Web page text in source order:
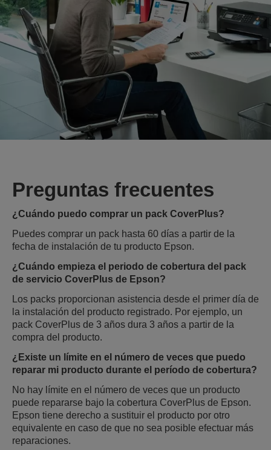
Preguntas frecuentes
¿Cuándo puedo comprar un pack CoverPlus?
Puedes comprar un pack hasta 60 días a partir de la
fecha de instalación de tu producto Epson.
¿Cuándo empieza el periodo de cobertura del pack
de servicio CoverPlus de Epson?
Los packs proporcionan asistencia desde el primer día de
la instalación del producto registrado. Por ejemplo, un
pack CoverPlus de 3 años dura 3 años a partir de la
compra del producto.
¿Existe un límite en el número de veces que puedo
reparar mi producto durante el período de cobertura?
No hay límite en el número de veces que un producto
puede repararse bajo la cobertura CoverPlus de Epson.
Epson tiene derecho a sustituir el producto por otro
equivalente en caso de que no sea posible efectuar más
reparaciones.